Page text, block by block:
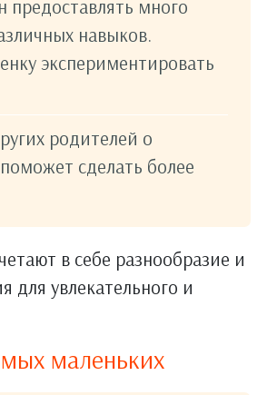
предоставлять много
навыков.
экспериментировать
родителей о
сделать более
в себе разнообразие и
для увлекательного и
маленьких